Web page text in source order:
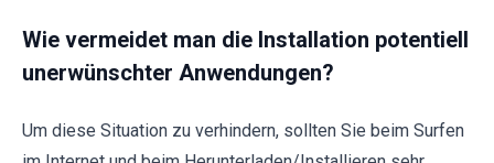
Wie vermeidet man die Installation potentiell
unerwünschter Anwendungen?
Um diese Situation zu verhindern, sollten Sie beim Surfen